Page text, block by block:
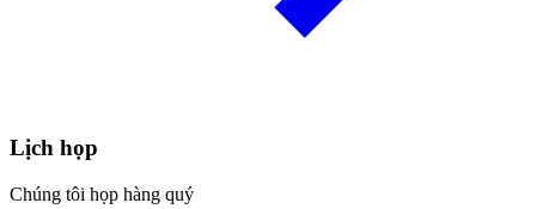
Lịch họp
Chúng tôi họp hàng quý